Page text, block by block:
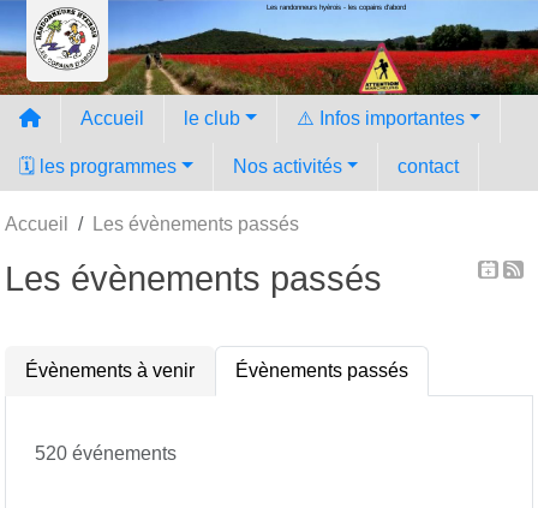
Les randonneurs hyèrois - les copains d'abord
Accueil le club ⚠️ Infos importantes
🗓️ les programmes Nos activités contact
Accueil Les évènements passés
Les évènements passés
Évènements à venir Évènements passés
520 événements
Panneau de gestion des cookies